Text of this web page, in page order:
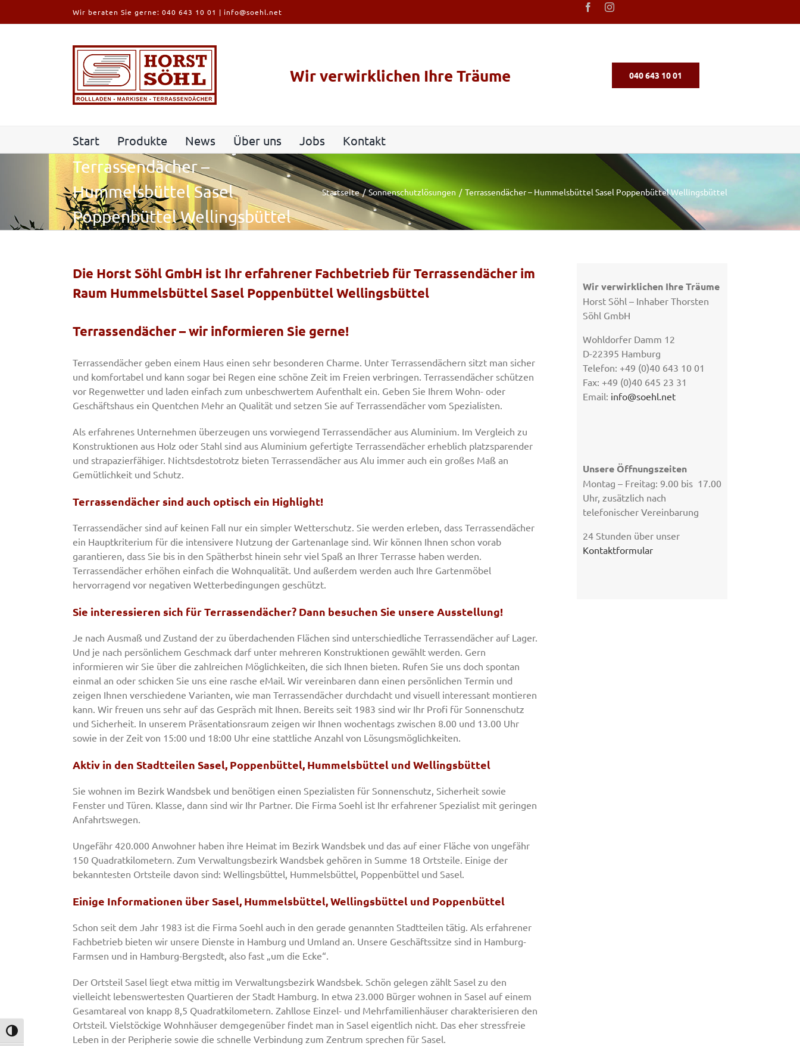
Umschalten auf hohe Kontraste
Inhalt
Wir beraten Sie gerne: 040 643 10 01 | info@soehl.net
Wir verwirklichen Ihre Träume 040 643 10 01
Start Produkte News Über uns Jobs Kontakt
Terrassendächer –
Hummelsbüttel Sasel
Poppenbüttel Wellingsbüttel
Startseite Sonnenschutzlösungen Terrassendächer – Hummelsbüttel Sasel Poppenbüttel Wellingsbüttel
Die Horst Söhl GmbH ist Ihr erfahrener Fachbetrieb für Terrassendächer im
Raum Hummelsbüttel Sasel Poppenbüttel Wellingsbüttel
Terrassendächer – wir informieren Sie gerne!
Terrassendächer geben einem Haus einen sehr besonderen Charme. Unter Terrassendächern sitzt man sicher
und komfortabel und kann sogar bei Regen eine schöne Zeit im Freien verbringen. Terrassendächer schützen
vor Regenwetter und laden einfach zum unbeschwertem Aufenthalt ein. Geben Sie Ihrem Wohn- oder
Geschäftshaus ein Quentchen Mehr an Qualität und setzen Sie auf Terrassendächer vom Spezialisten.
Als erfahrenes Unternehmen überzeugen uns vorwiegend Terrassendächer aus Aluminium. Im Vergleich zu
Konstruktionen aus Holz oder Stahl sind aus Aluminium gefertigte Terrassendächer erheblich platzsparender
und strapazierfähiger. Nichtsdestotrotz bieten Terrassendächer aus Alu immer auch ein großes Maß an
Gemütlichkeit und Schutz.
Terrassendächer sind auch optisch ein Highlight!
Terrassendächer sind auf keinen Fall nur ein simpler Wetterschutz. Sie werden erleben, dass Terrassendächer
ein Hauptkriterium für die intensivere Nutzung der Gartenanlage sind. Wir können Ihnen schon vorab
garantieren, dass Sie bis in den Spätherbst hinein sehr viel Spaß an Ihrer Terrasse haben werden.
Terrassendächer erhöhen einfach die Wohnqualität. Und außerdem werden auch Ihre Gartenmöbel
hervorragend vor negativen Wetterbedingungen geschützt.
Sie interessieren sich für Terrassendächer? Dann besuchen Sie unsere Ausstellung!
Je nach Ausmaß und Zustand der zu überdachenden Flächen sind unterschiedliche Terrassendächer auf Lager.
Und je nach persönlichem Geschmack darf unter mehreren Konstruktionen gewählt werden. Gern
informieren wir Sie über die zahlreichen Möglichkeiten, die sich Ihnen bieten. Rufen Sie uns doch spontan
einmal an oder schicken Sie uns eine rasche eMail. Wir vereinbaren dann einen persönlichen Termin und
zeigen Ihnen verschiedene Varianten, wie man Terrassendächer durchdacht und visuell interessant montieren
kann. Wir freuen uns sehr auf das Gespräch mit Ihnen. Bereits seit 1983 sind wir Ihr Profi für Sonnenschutz
und Sicherheit. In unserem Präsentationsraum zeigen wir Ihnen wochentags zwischen 8.00 und 13.00 Uhr
sowie in der Zeit von 15:00 und 18:00 Uhr eine stattliche Anzahl von Lösungsmöglichkeiten.
Aktiv in den Stadtteilen Sasel, Poppenbüttel, Hummelsbüttel und Wellingsbüttel
Sie wohnen im Bezirk Wandsbek und benötigen einen Spezialisten für Sonnenschutz, Sicherheit sowie
Fenster und Türen. Klasse, dann sind wir Ihr Partner. Die Firma Soehl ist Ihr erfahrener Spezialist mit geringen
Anfahrtswegen.
Ungefähr 420.000 Anwohner haben ihre Heimat im Bezirk Wandsbek und das auf einer Fläche von ungefähr
150 Quadratkilometern. Zum Verwaltungsbezirk Wandsbek gehören in Summe 18 Ortsteile. Einige der
bekanntesten Ortsteile davon sind: Wellingsbüttel, Hummelsbüttel, Poppenbüttel und Sasel.
Einige Informationen über Sasel, Hummelsbüttel, Wellingsbüttel und Poppenbüttel
Schon seit dem Jahr 1983 ist die Firma Soehl auch in den gerade genannten Stadtteilen tätig. Als erfahrener
Fachbetrieb bieten wir unsere Dienste in Hamburg und Umland an. Unsere Geschäftssitze sind in Hamburg-
Farmsen und in Hamburg-Bergstedt, also fast „um die Ecke“.
Der Ortsteil Sasel liegt etwa mittig im Verwaltungsbezirk Wandsbek. Schön gelegen zählt Sasel zu den
vielleicht lebenswertesten Quartieren der Stadt Hamburg. In etwa 23.000 Bürger wohnen in Sasel auf einem
Gesamtareal von knapp 8,5 Quadratkilometern. Zahllose Einzel- und Mehrfamilienhäuser charakterisieren den
Ortsteil. Vielstöckige Wohnhäuser demgegenüber findet man in Sasel eigentlich nicht. Das eher stressfreie
Leben in der Peripherie sowie die schnelle Verbindung zum Zentrum sprechen für Sasel.
Wir verwirklichen Ihre Träume
Horst Söhl – Inhaber Thorsten
Söhl GmbH
Wohldorfer Damm 12
D-22395 Hamburg
Telefon: +49 (0)40 643 10 01
Fax: +49 (0)40 645 23 31
Email: info@soehl.net
Unsere Öffnungszeiten
Montag – Freitag: 9.00 bis 17.00
Uhr, zusätzlich nach
telefonischer Vereinbarung
24 Stunden über unser
Kontaktformular